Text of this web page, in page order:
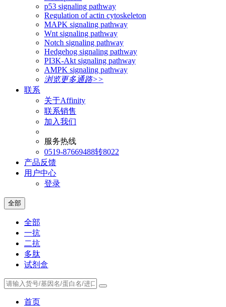
p53 signaling pathway
Regulation of actin cytoskeleton
MAPK signaling pathway
Wnt signaling pathway
Notch signaling pathway
Hedgehog signaling pathway
PI3K-Akt signaling pathway
AMPK signaling pathway
浏览更多通路>>
联系
关于Affinity
联系销售
加入我们
服务热线
0519-87669488转8022
产品反馈
用户中心
登录
全部
全部
一抗
二抗
多肽
试剂盒
首页